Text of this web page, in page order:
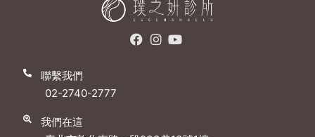
聯繫我們
02-2740-2777
我們在這